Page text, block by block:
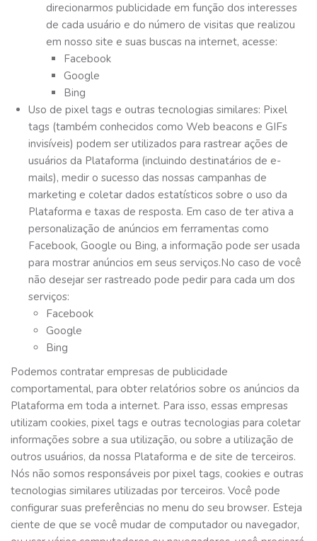
direcionarmos publicidade em função dos interesses
de cada usuário e do número de visitas que realizou
em nosso site e suas buscas na internet, acesse:
Facebook
Google
Bing
Uso de pixel tags e outras tecnologias similares: Pixel
tags (também conhecidos como Web beacons e GIFs
invisíveis) podem ser utilizados para rastrear ações de
usuários da Plataforma (incluindo destinatários de e-
mails), medir o sucesso das nossas campanhas de
marketing e coletar dados estatísticos sobre o uso da
Plataforma e taxas de resposta. Em caso de ter ativa a
personalização de anúncios em ferramentas como
Facebook, Google ou Bing, a informação pode ser usada
para mostrar anúncios em seus serviços.No caso de você
não desejar ser rastreado pode pedir para cada um dos
serviços:
Facebook
Google
Bing
Podemos contratar empresas de publicidade
comportamental, para obter relatórios sobre os anúncios da
Plataforma em toda a internet. Para isso, essas empresas
utilizam cookies, pixel tags e outras tecnologias para coletar
informações sobre a sua utilização, ou sobre a utilização de
outros usuários, da nossa Plataforma e de site de terceiros.
Nós não somos responsáveis por pixel tags, cookies e outras
tecnologias similares utilizadas por terceiros. Você pode
configurar suas preferências no menu do seu browser. Esteja
ciente de que se você mudar de computador ou navegador,